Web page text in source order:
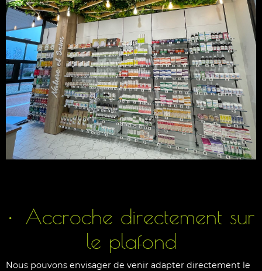
Accroche directement sur
le plafond
Nous pouvons envisager de venir adapter directement le